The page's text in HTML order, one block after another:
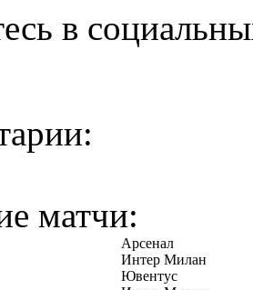
в
матчи:
Арсенал
Интер Милан
Ювентус